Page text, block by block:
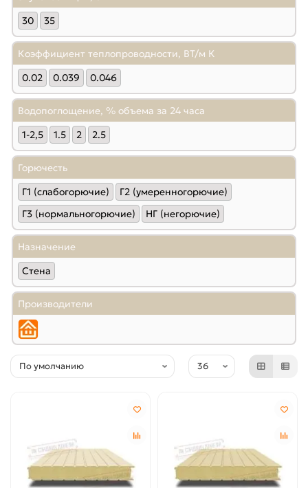
30
35
Коэффициент теплопроводности, ВТ/м К
0.02
0.039 0.046
Водопоглощение, % объема за 24 часа
1-2,5
1.5 2 2.5
Горючесть
Г1 (слабогорючие)
Г2 (умеренногорючие)
Г3 (нормальногорючие)
НГ (негорючие)
Назначение
Стена
Производители